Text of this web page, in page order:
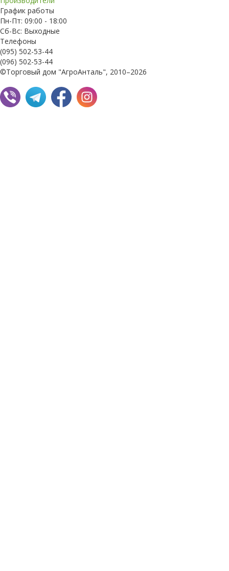
График работы
Пн-Пт: 09:00 - 18:00
Сб-Вс: Выходные
Телефоны
(095) 502-53-44
(096) 502-53-44
©Торговый дом "АгроАнталь", 2010–2026